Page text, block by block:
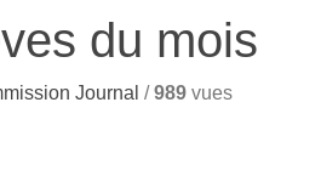
du mois
Journal /989 vues